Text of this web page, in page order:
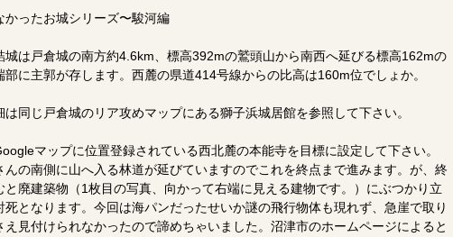
かったお城シリーズ〜駿河編
城は戸倉城の南方約4.6km、標高392mの鷲頭山から南西へ延びる標高162mの
部に主郭が存します。西麓の県道414号線からの比高は160m位でしょか。
は同じ戸倉城のリア攻めマップにある獅子浜城居館を参照して下さい。
マップに位置登録されている西北麓の本能寺を目標に設定して下さい。
んの南側に山へ入る林道が延びていますのでこれを終点まで進みます。が、終
と廃建築物（1枚目の写真、向かって右端に見える建物です。）にぶつかり立
死となります。今回は海パンだったせいか謎の飛行物体も現れず、急崖で取り
え見付けられなかったので諦めちゃいました。沼津市のホームページによると